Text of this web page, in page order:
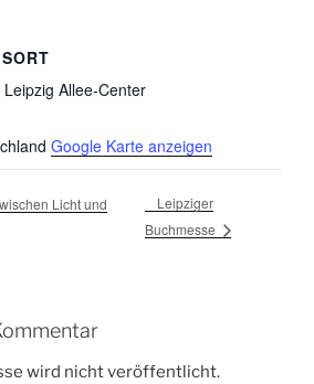
Allee-Center
Google Karte anzeigen
Licht und
Leipziger
Buchmesse
wird nicht veröffentlicht.